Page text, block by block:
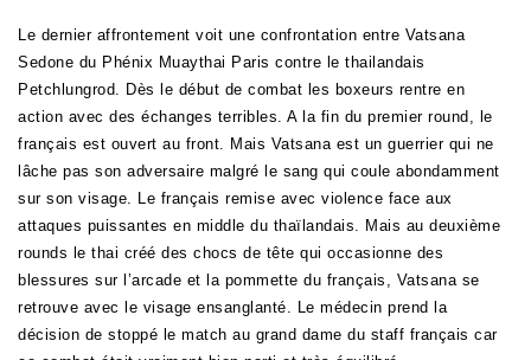
Le dernier affrontement voit une confrontation entre Vatsana
Sedone du Phénix Muaythai Paris contre le thailandais
Petchlungrod. Dès le début de combat les boxeurs rentre en
action avec des échanges terribles. A la fin du premier round, le
français est ouvert au front. Mais Vatsana est un guerrier qui ne
lâche pas son adversaire malgré le sang qui coule abondamment
sur son visage. Le français remise avec violence face aux
attaques puissantes en middle du thaïlandais. Mais au deuxième
rounds le thai créé des chocs de tête qui occasionne des
blessures sur l’arcade et la pommette du français, Vatsana se
retrouve avec le visage ensanglanté. Le médecin prend la
décision de stoppé le match au grand dame du staff français car